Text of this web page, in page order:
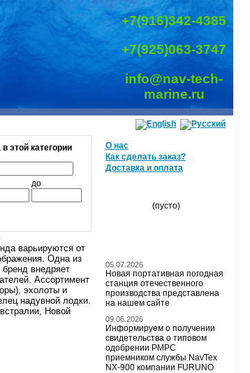
+7(916)342-4385
+7(925)063-3747
info@nav-tech-
marine.ru
этой категории
до
варьируются от
Одна из
внедряет
Ассортимент
эхолоты и
надувной лодки.
Новой
О нас
Как сделать заказ?
Доставка и оплата
(пусто)
05.07.2026
Новая портативная погодная
станция отечественного
производства представлена
на нашем сайте
09.06.2026
Информируем о получении
свидетельства о типовом
одобрении РМРС
приемником службы NavTex
NX-900 компании FURUNO